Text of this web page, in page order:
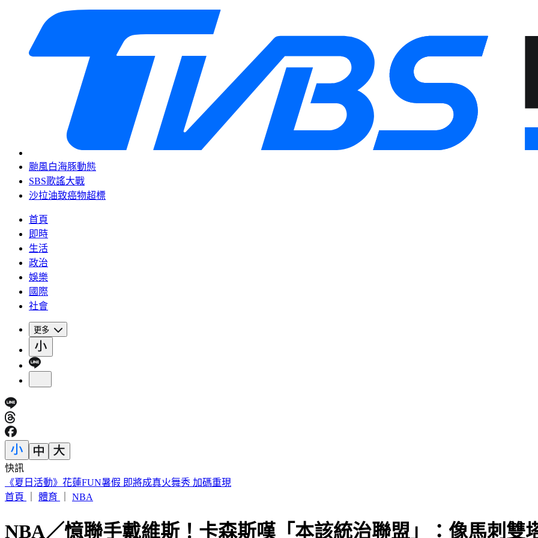
颱風白海豚動態
SBS歌謠大戰
沙拉油致癌物超標
首頁
即時
生活
政治
娛樂
國際
社會
更多
快訊
188萬《龍藏經》賣掉了！大戶不甩7折 店員爆「付現買原價」
首頁
體育 NBA
NBA／憶聯手戴維斯！卡森斯嘆「本該統治聯盟」：像馬刺雙